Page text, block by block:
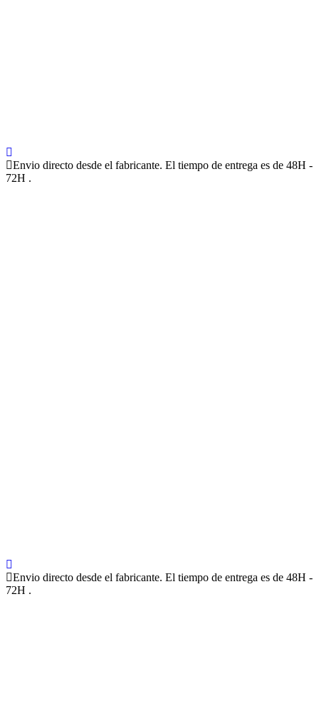
Envio directo desde el fabricante. El tiempo de entrega es de 48H -
72H .
Envio directo desde el fabricante. El tiempo de entrega es de 48H -
72H .